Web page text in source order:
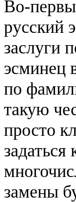
Во-
русский
заслуги
эсминец
по
такую
просто
замены